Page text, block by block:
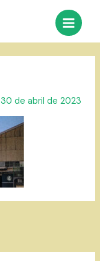
Main
Menu
30 de abril de 2023